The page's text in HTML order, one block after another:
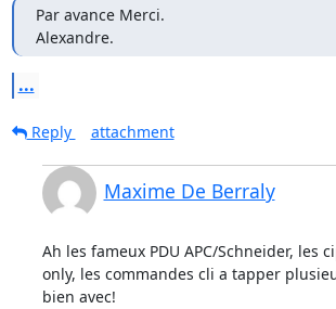
Par avance Merci.
Alexandre.
...
Reply
attachment
Maxime De Berraly
Ah les fameux PDU APC/Schneider, les
only, les commandes cli a tapper
bien avec!